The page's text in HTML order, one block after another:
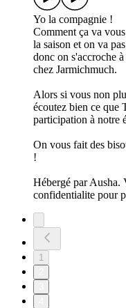
Yo la compagnie !
Comment ça va
la saison et on va
donc on s'accroche
chez Jarmichmuch.
Alors si vous non
écoutez bien ce que
participation à notre
On vous fait des
!
Hébergé par Ausha.
confidentialite pour
1